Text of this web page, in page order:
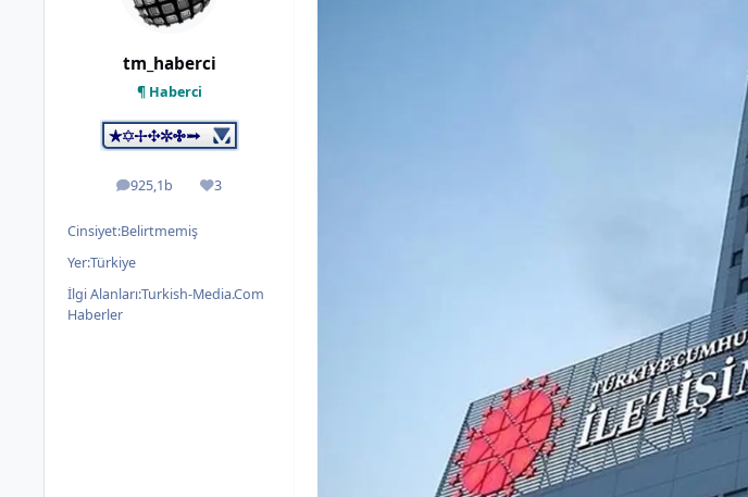
tm_haberci
¶ Haberci
925,1b
ileti 3
İtibar
Cinsiyet:Belirtmemiş
Yer:Türkiye
İlgi Alanları:Turkish-Media.Com
Haberler